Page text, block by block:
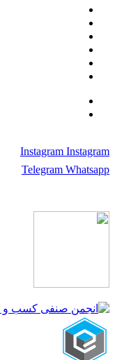
Instagram Instagram
Telegram Whatsapp